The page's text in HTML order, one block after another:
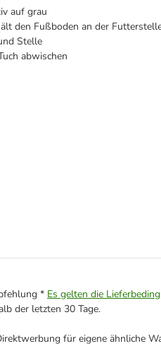
auf grau
den Fußboden an der
Stelle
abwischen
* Es gelten die
der letzten 30 Tage.
für eigene ähnliche